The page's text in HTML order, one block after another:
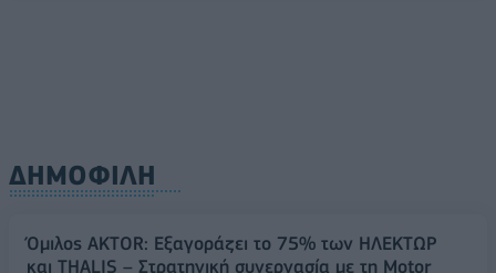
ΔΗΜΟΦΙΛΗ
Όμιλος AKTOR: Εξαγοράζει το 75% των ΗΛΕΚΤΩΡ
και THALIS – Στρατηγική συνεργασία με τη Motor